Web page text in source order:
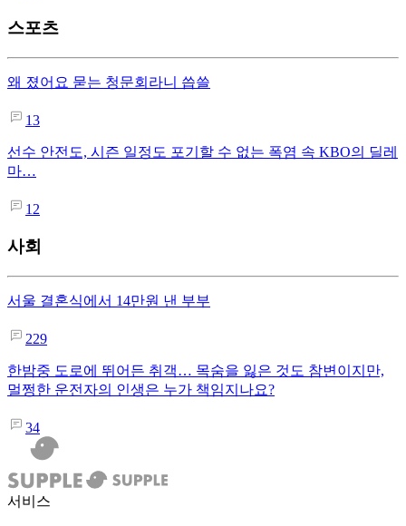
스포츠
왜 졌어요 묻는 청문회라니 씁쓸
13
선수 안전도, 시즌 일정도 포기할 수 없는 폭염 속 KBO의 딜레
마…
12
사회
서울 결혼식에서 14만원 낸 부부
229
한밤중 도로에 뛰어든 취객… 목숨을 잃은 것도 참변이지만,
멀쩡한 운전자의 인생은 누가 책임지나요?
34
서비스